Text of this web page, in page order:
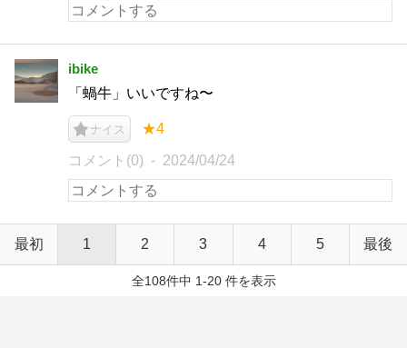
ibike
「蝸牛」いいですね〜
ナイス ★4
コメント(0) 2024/04/24
最初 1 2 3 4 5 最後
全108件中 1-20 件を表示